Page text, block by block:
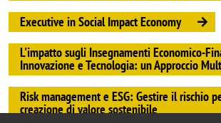
Executive in Social Impact Economy
L'impatto sugli Insegnamenti Economico-
Innovazione e Tecnologia: un Approccio
Risk management e ESG: Gestire il rischio
creazione di valore sostenibile